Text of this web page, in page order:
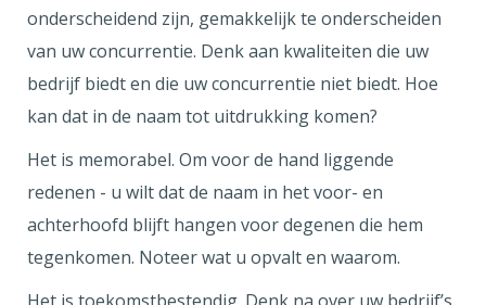
onderscheidend zijn, gemakkelijk te onderscheiden
van uw concurrentie. Denk aan kwaliteiten die uw
bedrijf biedt en die uw concurrentie niet biedt. Hoe
kan dat in de naam tot uitdrukking komen?
Het is memorabel. Om voor de hand liggende
redenen - u wilt dat de naam in het voor- en
achterhoofd blijft hangen voor degenen die hem
tegenkomen. Noteer wat u opvalt en waarom.